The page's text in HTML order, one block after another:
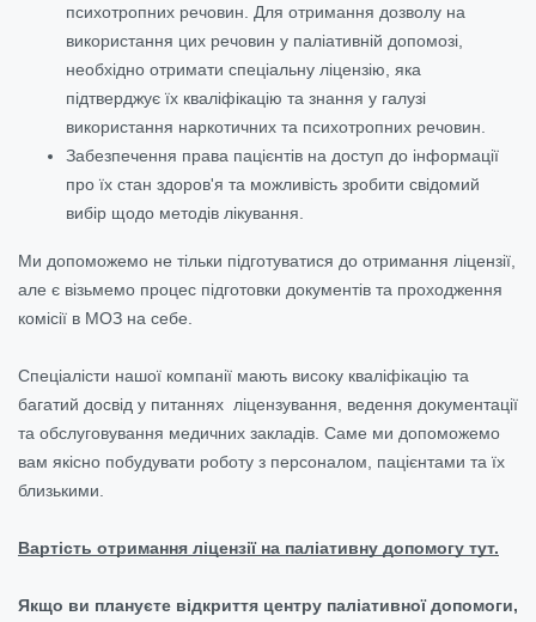
психотропних речовин. Для отримання дозволу на
використання цих речовин у паліативній допомозі,
необхідно отримати спеціальну ліцензію, яка
підтверджує їх кваліфікацію та знання у галузі
використання наркотичних та психотропних речовин.
Забезпечення права пацієнтів на доступ до інформації
про їх стан здоров'я та можливість зробити свідомий
вибір щодо методів лікування.
Ми допоможемо не тільки підготуватися до отримання ліцензії,
але є візьмемо процес підготовки документів та проходження
комісії в МОЗ на себе.
Спеціалісти нашої компанії мають високу кваліфікацію та
багатий досвід у питаннях ліцензування, ведення документації
та обслуговування медичних закладів. Саме ми допоможемо
вам якісно побудувати роботу з персоналом, пацієнтами та їх
близькими.
Вартість отримання ліцензії на паліативну допомогу тут.
Якщо ви плануєте відкриття центру паліативної допомоги,